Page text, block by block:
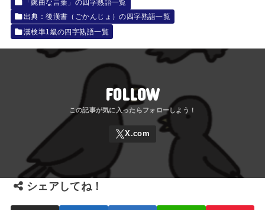
「婉曲な言葉」の四字熟語一覧
出典：後漢書（ごかんじょ）の四字熟語一覧
漢検準1級の四字熟語一覧
FOLLOW
シェアしてね！